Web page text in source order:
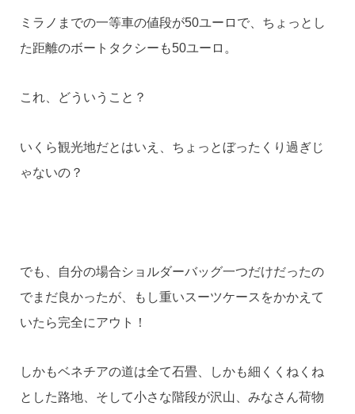
ミラノまでの一等車の値段が50ユーロで、ちょっとし
た距離のボートタクシーも50ユーロ。
これ、どういうこと？
いくら観光地だとはいえ、ちょっとぼったくり過ぎじ
ゃないの？
でも、自分の場合ショルダーバッグ一つだけだったの
でまだ良かったが、もし重いスーツケースをかかえて
いたら完全にアウト！
しかもベネチアの道は全て石畳、しかも細くくねくね
とした路地、そして小さな階段が沢山、みなさん荷物